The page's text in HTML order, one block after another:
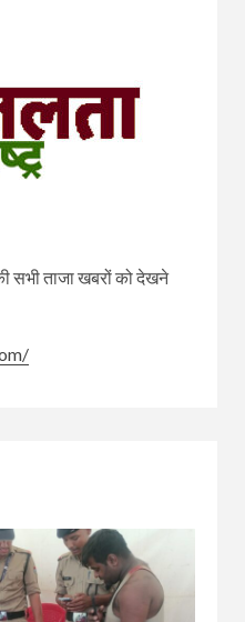
सभी ताजा खबरों को देखने